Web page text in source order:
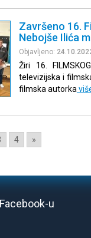
Završeno 16.
Nebojše Ilića
Objavljeno:
Žiri 16.
televizijska i
filmska autorka
4 »
u